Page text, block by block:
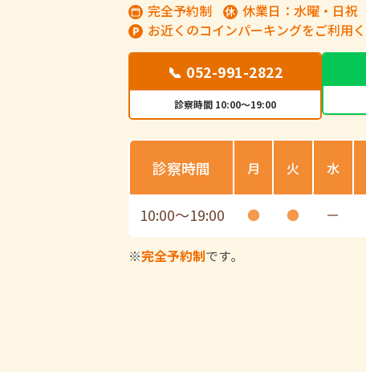
完全予約制
休業日：水曜・日祝
お近くのコインパーキングをご利用
📞 052-991-2822
診察時間 10:00～19:00
診察時間 月 火 水
10:00〜19:00 ● ● ー
※完全予約制です｡